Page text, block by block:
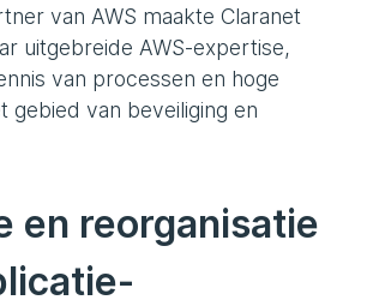
van AWS maakte Claranet
uitgebreide AWS-expertise,
van processen en hoge
gebied van beveiliging en
en reorganisatie